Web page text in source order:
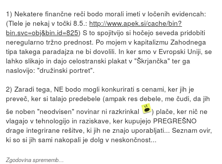
1) Nekatere finančne reči bodo morali imeti v ločenih evidencah:
(Tlele je nekaj v točki 8.5.: http://www.apek.si/cache/bin?
bin.svc=obj&bin.id=825) S to spojitvijo si hočejo seveda pridobiti
neregularno tržno prednost. Po mojem v kapitalizmu Zahodnega
tipa takega paradajza ne bi dovolili. In ker smo v Evropski Uniji, se
lahko slikajo in dajo celostranski plakat v "Škrjančka" ter ga
naslovijo: "družinski portret".
2) Zaradi tega, NE bodo mogli konkurirati s cenami, ker jih je
preveč, ker si talajo predebele (ampak res debele, me čudi, da jih
še noben "neodvisen" novinar ni razkrinkal
) plače, ker nič ne
vlagajo v tehnologijo in raziskave, ker kupujejo PREGREŠNO
drage integrirane rešitve, ki jih ne znajo uporabljati... Seznam ovir,
ki so si jih sami nakopali je dolg v neskončnost...
Zgodovina sprememb…